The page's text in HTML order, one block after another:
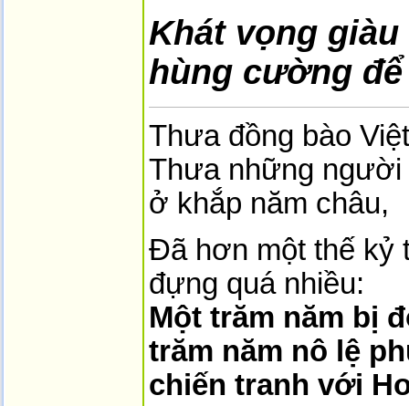
Khát vọng
hùng cường
Thưa đồng bào
Thưa những người
ở khắp năm châu,
Đã hơn một thế kỷ
đựng quá nhiều:
Một trăm năm bị
trăm năm nô lệ
chiến tranh với